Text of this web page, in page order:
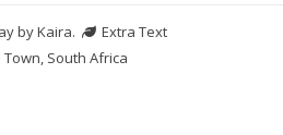
byKaira.
Extra Text
Town, South Africa